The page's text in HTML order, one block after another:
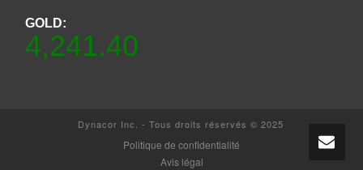
GOLD:
4,241.40
Dynacor Inc. - Tous droits réservés © 2025
Politique de confidentialité
Avis légal